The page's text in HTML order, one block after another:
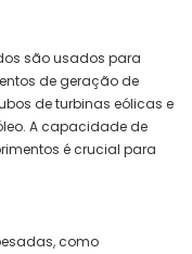
​​são usados ​​para
de geração de
de turbinas eólicas e
A capacidade de
é crucial para
como